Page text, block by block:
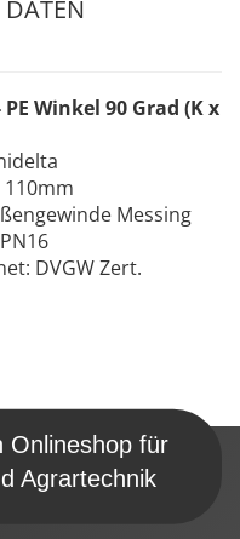
Winkel 90 Grad (K x
Messing
DVGW Zert.
Onlineshop für
Agrartechnik